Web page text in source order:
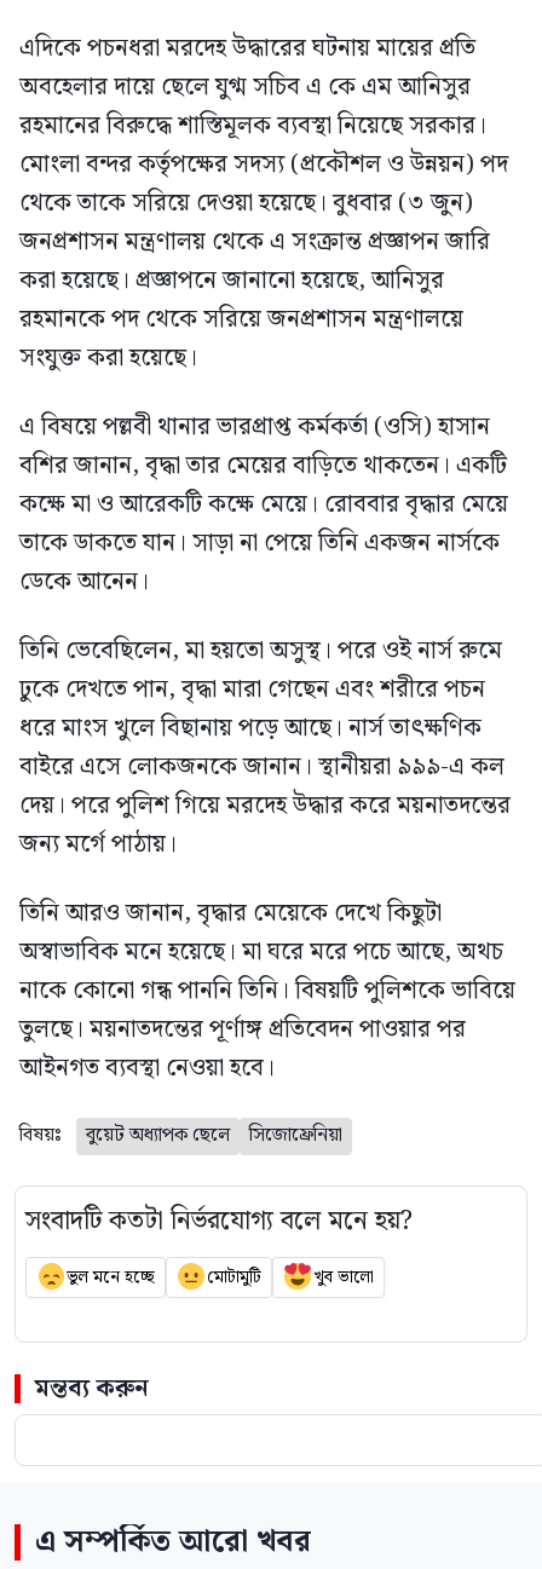
এদিকে পচনধরা মরদেহ উদ্ধারের ঘটনায় মায়ের প্রতি
অবহেলার দায়ে ছেলে যুগ্ম সচিব এ কে এম আনিসুর
রহমানের বিরুদ্ধে শাস্তিমূলক ব্যবস্থা নিয়েছে সরকার।
মোংলা বন্দর কর্তৃপক্ষের সদস্য (প্রকৌশল ও উন্নয়ন) পদ
থেকে তাকে সরিয়ে দেওয়া হয়েছে। বুধবার (৩ জুন)
জনপ্রশাসন মন্ত্রণালয় থেকে এ সংক্রান্ত প্রজ্ঞাপন জারি
করা হয়েছে। প্রজ্ঞাপনে জানানো হয়েছে, আনিসুর
রহমানকে পদ থেকে সরিয়ে জনপ্রশাসন মন্ত্রণালয়ে
সংযুক্ত করা হয়েছে।
এ বিষয়ে পল্লবী থানার ভারপ্রাপ্ত কর্মকর্তা (ওসি) হাসান
বশির জানান, বৃদ্ধা তার মেয়ের বাড়িতে থাকতেন। একটি
কক্ষে মা ও আরেকটি কক্ষে মেয়ে। রোববার বৃদ্ধার মেয়ে
তাকে ডাকতে যান। সাড়া না পেয়ে তিনি একজন নার্সকে
ডেকে আনেন।
তিনি ভেবেছিলেন, মা হয়তো অসুস্থ। পরে ওই নার্স রুমে
ঢুকে দেখতে পান, বৃদ্ধা মারা গেছেন এবং শরীরে পচন
ধরে মাংস খুলে বিছানায় পড়ে আছে। নার্স তাৎক্ষণিক
বাইরে এসে লোকজনকে জানান। স্থানীয়রা ৯৯৯-এ কল
দেয়। পরে পুলিশ গিয়ে মরদেহ উদ্ধার করে ময়নাতদন্তের
জন্য মর্গে পাঠায়।
তিনি আরও জানান, বৃদ্ধার মেয়েকে দেখে কিছুটা
অস্বাভাবিক মনে হয়েছে। মা ঘরে মরে পচে আছে, অথচ
নাকে কোনো গন্ধ পাননি তিনি। বিষয়টি পুলিশকে ভাবিয়ে
তুলছে। ময়নাতদন্তের পূর্ণাঙ্গ প্রতিবেদন পাওয়ার পর
আইনগত ব্যবস্থা নেওয়া হবে।
বিষয়ঃ বুয়েট অধ্যাপক ছেলে সিজোফ্রেনিয়া
সংবাদটি কতটা নির্ভরযোগ্য বলে মনে হয়?
ভুল মনে হচ্ছে মোটামুটি খুব ভালো
মন্তব্য করুন
এ সম্পর্কিত আরো খবর